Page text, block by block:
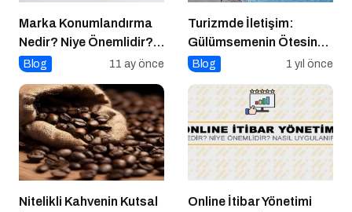
Marka Konumlandırma
Nedir? Niye Önemlidir?
Nasıl Yapılır?
Blog 11 ay önce
Turizmde İletişim:
Gülümsemenin Ötesinde
Bir Sanat
Blog 1 yıl önce
Nitelikli Kahvenin Kutsal
Online İtibar Yönetimi